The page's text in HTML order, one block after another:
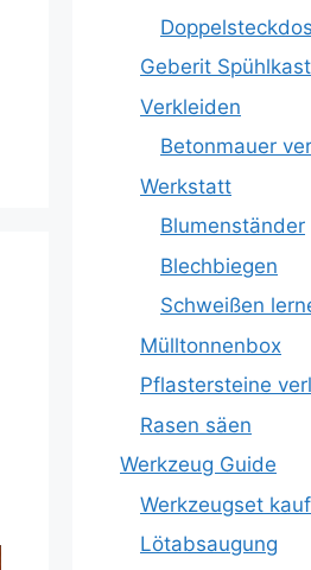
Geberit
Verkleiden
Betonmauer
Werkstatt
Blumenständer
Blechbiegen
Schweißen
Mülltonnenbox
Pflastersteine
Rasen säen
Werkzeug Guide
Werkzeugset
Lötabsaugung